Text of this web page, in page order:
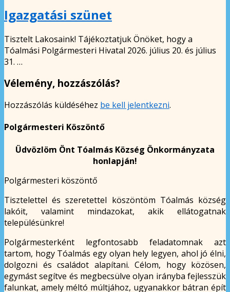
Igazgatási szünet
Tisztelt Lakosaink! Tájékoztatjuk Önöket, hogy a
Tóalmási Polgármesteri Hivatal 2026. július 20. és július
31. …
Vélemény, hozzászólás?
Hozzászólás küldéséhez be kell jelentkezni.
Polgármesteri Köszöntő
Üdvözlöm Önt Tóalmás Község Önkormányzata
honlapján!
Polgármesteri köszöntő
Tisztelettel és szeretettel köszöntöm Tóalmás község
lakóit, valamint mindazokat, akik ellátogatnak
településünkre!
Polgármesterként legfontosabb feladatomnak azt
tartom, hogy Tóalmás egy olyan hely legyen, ahol jó élni,
dolgozni és családot alapítani. Célom, hogy közösen,
egymást segítve és megbecsülve olyan irányba fejlesszük
falunkat, amely méltó múltjához, ugyanakkor bátran épít